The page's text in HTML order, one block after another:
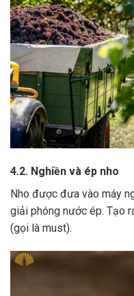
4.2. Nghiền và ép nho
Nho được đưa vào máy
giải phóng nước ép. Tạo
(gọi là must).